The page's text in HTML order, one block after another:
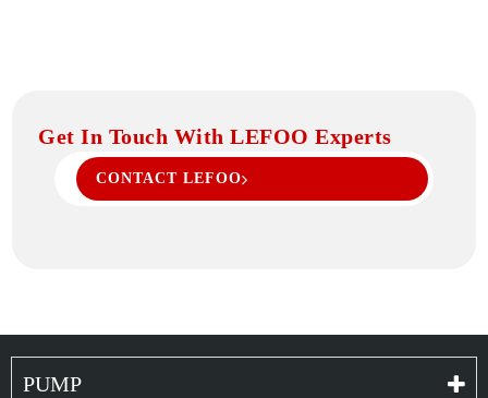
Get In Touch With LEFOO Experts
CONTACT LEFOO
PUMP